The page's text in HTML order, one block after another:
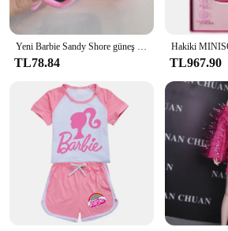
Yeni Barbie Sandy Shore güneş gözlüğü çocuk Kawaii pembe kız doğum günü fotoğraf Prop gözlük karikatür seyahat gözlük çocuklar hediye
TL78.84 TL967.90